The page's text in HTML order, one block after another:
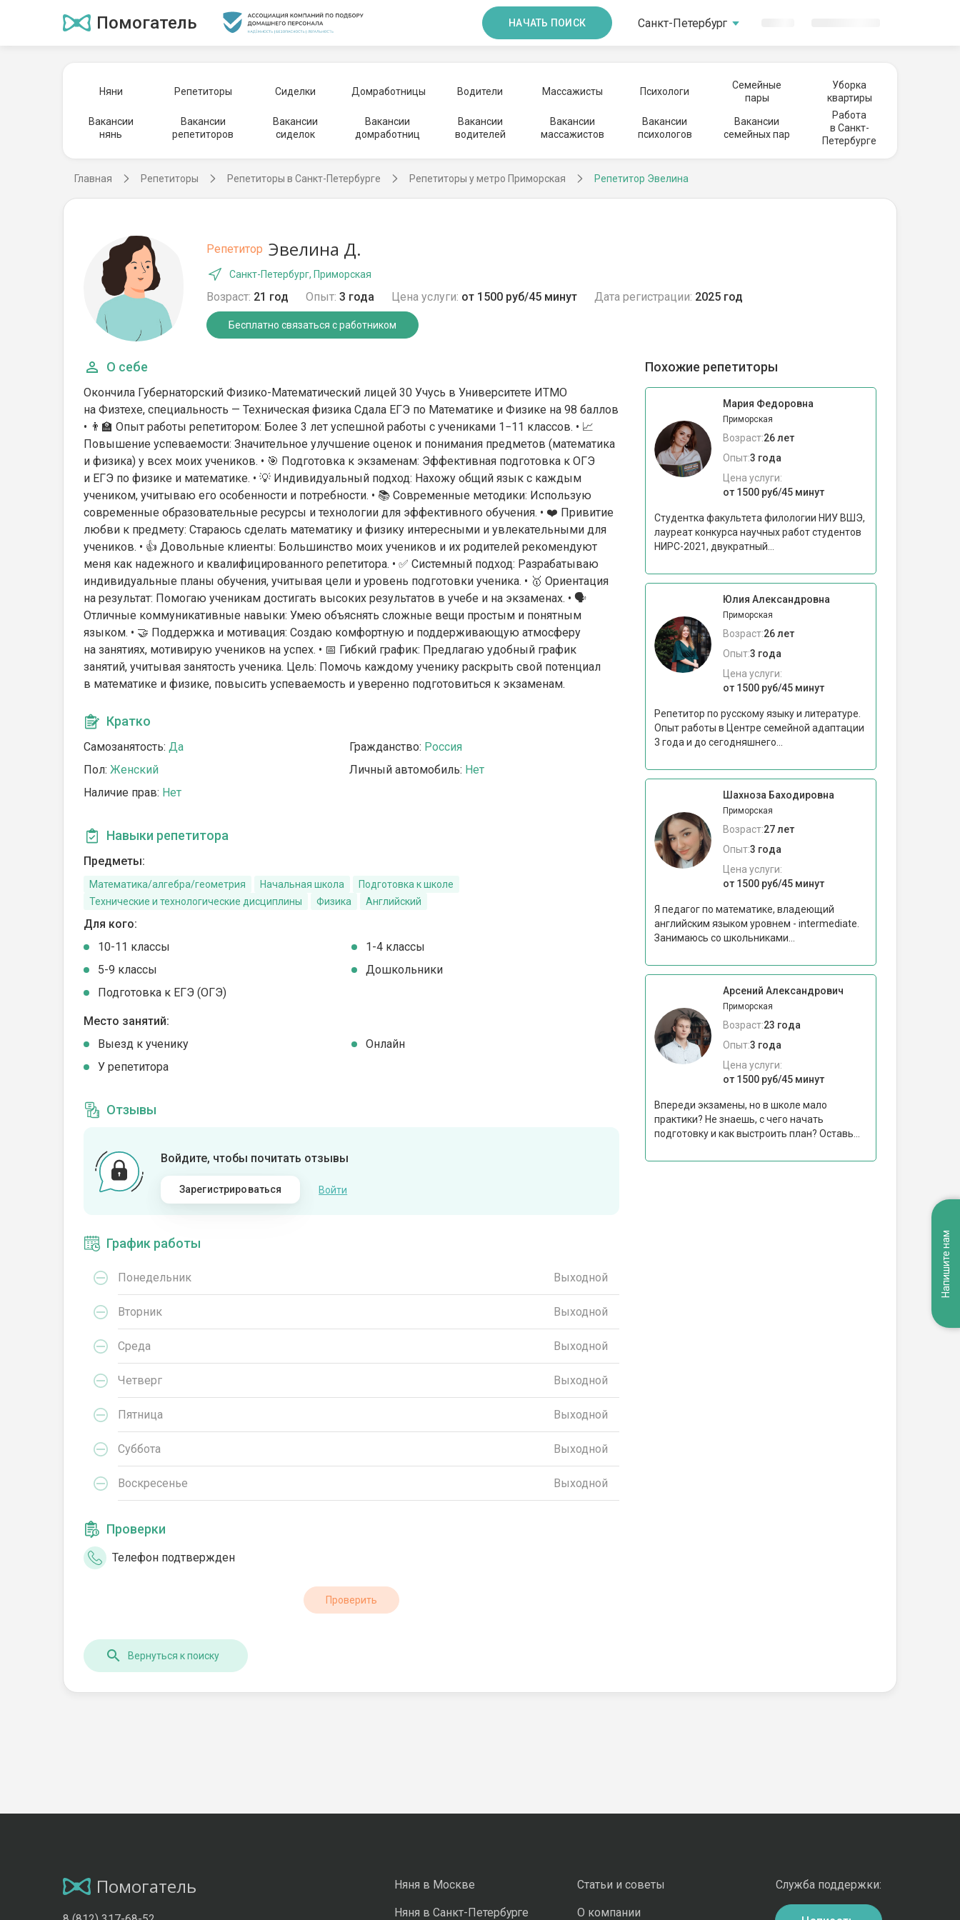
Помогатель НАЧАТЬ ПОИСК Санкт-Петербург
Няни Репетиторы Сиделки Домработницы Водители Массажисты Психологи
Семейные
пары
Уборка
квартиры
Вакансии
нянь
Вакансии
репетиторов
Вакансии
сиделок
Вакансии
домработниц
Вакансии
водителей
Вакансии
массажистов
Вакансии
психологов
Вакансии
семейных пар
Работа
в Санкт-
Петербурге
Главная Репетиторы Репетиторы в Санкт-Петербурге Репетиторы у метро Приморская Репетитор Эвелина
Репетитор Эвелина Д.
Санкт-Петербург, Приморская
Возраст: 21 год Опыт: 3 года Цена услуги: от 1500 руб/45 минут Дата регистрации: 2025 год
Бесплатно связаться с работником
О себе
Окончила Губернаторский Физико-Математический лицей 30 Учусь в Университете ИТМО
на Физтехе, специальность — Техническая физика Сдала ЕГЭ по Математике и Физике на 98 баллов
• 👨‍🏫 Опыт работы репетитором: Более 3 лет успешной работы с учениками 1−11 классов. • 📈
Повышение успеваемости: Значительное улучшение оценок и понимания предметов (математика
и физика) у всех моих учеников. • 🎯 Подготовка к экзаменам: Эффективная подготовка к ОГЭ
и ЕГЭ по физике и математике. • 💡 Индивидуальный подход: Нахожу общий язык с каждым
учеником, учитываю его особенности и потребности. • 📚 Современные методики: Использую
современные образовательные ресурсы и технологии для эффективного обучения. • ❤️ Привитие
любви к предмету: Стараюсь сделать математику и физику интересными и увлекательными для
учеников. • 👍 Довольные клиенты: Большинство моих учеников и их родителей рекомендуют
меня как надежного и квалифицированного репетитора. • ✅ Системный подход: Разрабатываю
индивидуальные планы обучения, учитывая цели и уровень подготовки ученика. • 🥇 Ориентация
на результат: Помогаю ученикам достигать высоких результатов в учебе и на экзаменах. • 🗣️
Отличные коммуникативные навыки: Умею объяснять сложные вещи простым и понятным
языком. • 🤝 Поддержка и мотивация: Создаю комфортную и поддерживающую атмосферу
на занятиях, мотивирую учеников на успех. • 📅 Гибкий график: Предлагаю удобный график
занятий, учитывая занятость ученика. Цель: Помочь каждому ученику раскрыть свой потенциал
в математике и физике, повысить успеваемость и уверенно подготовиться к экзаменам.
Кратко
Самозанятость: Да Гражданство: Россия
Пол: Женский Личный автомобиль: Нет
Наличие прав: Нет
Навыки репетитора
Предметы:
Математика/алгебра/геометрия Начальная школа
Подготовка к школе
Технические и технологические дисциплины
Физика Английский
Для кого:
10-11 классы
1-4 классы
5-9 классы
Дошкольники
Подготовка к ЕГЭ (ОГЭ)
Место занятий:
Выезд к ученику
Онлайн
У репетитора
Отзывы
Войдите, чтобы почитать отзывы
Зарегистрироваться Войти
График работы
Понедельник Выходной
Вторник Выходной
Среда Выходной
Четверг Выходной
Пятница Выходной
Суббота Выходной
Воскресенье Выходной
Проверки
Телефон подтвержден
Проверить
Похожие репетиторы
Мария Федоровна
Приморская
Возраст:26 лет
Опыт:3 года
Цена услуги:
от 1500 руб/45 минут
Студентка факультета филологии НИУ ВШЭ,
лауреат конкурса научных работ студентов
НИРС-2021, двукратный...
Юлия Александровна
Приморская
Возраст:26 лет
Опыт:3 года
Цена услуги:
от 1500 руб/45 минут
Репетитор по русскому языку и литературе.
Опыт работы в Центре семейной адаптации
3 года и до сегодняшнего...
Шахноза Баходировна
Приморская
Возраст:27 лет
Опыт:3 года
Цена услуги:
от 1500 руб/45 минут
Я педагог по математике, владеющий
английским языком уровнем - intermediate.
Занимаюсь со школьниками...
Арсений Александрович
Приморская
Возраст:23 года
Опыт:3 года
Цена услуги:
от 1500 руб/45 минут
Впереди экзамены, но в школе мало
практики? Не знаешь, с чего начать
подготовку и как выстроить план? Оставь...
Вернуться к поиску
Помогатель Няня в Москве
Няня в Санкт-Петербурге
Статьи и советы
О компании
Служба поддержки:
Напишите нам